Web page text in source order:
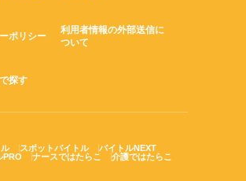
ポリシー
利用者情報の外部送信に
ついて
探す
スポットバイトル
バイトルNEXT
PRO
ナースではたらこ 介護ではたらこ